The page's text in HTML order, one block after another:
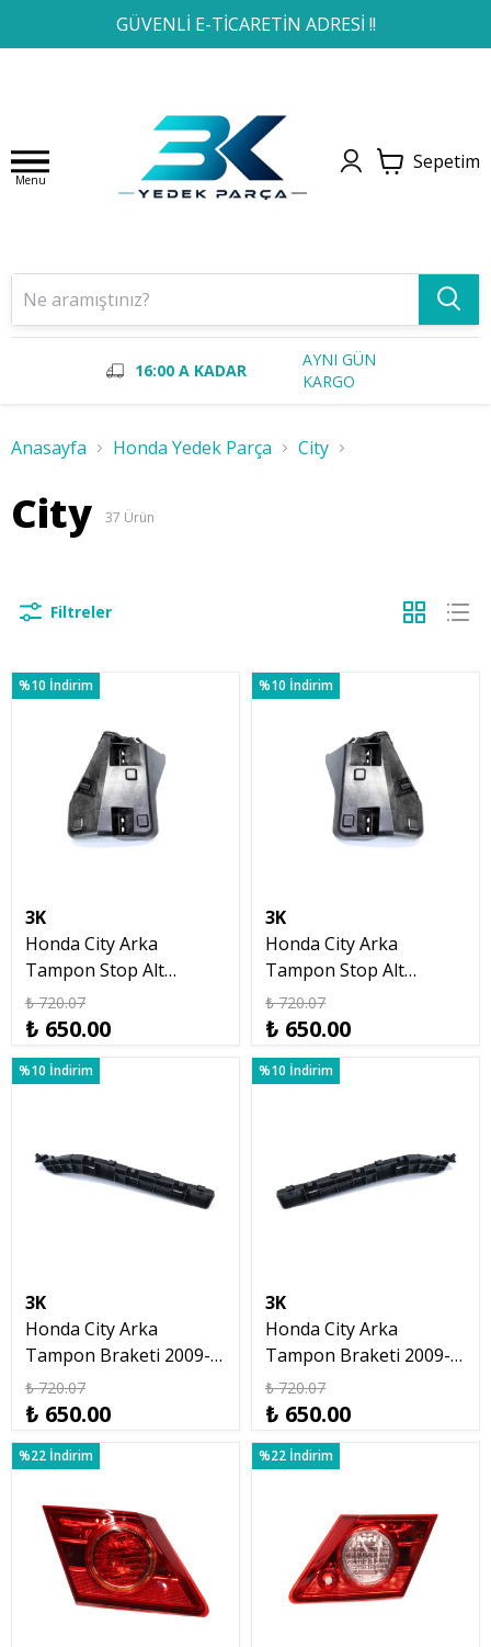
GÜVENLİ E-TİCARETİN ADRESİ !!
1 2 3 4
Menu
Sepetim
16:00 A KADAR
AYNI GÜN
KARGO
Anasayfa Honda Yedek Parça City
City 37 Ürün
Filtreler
%10 İndirim
3K
Honda City Arka
Tampon Stop Alt
Braketi 2009 2013 Sol
₺ 720.07
₺ 650.00
%10 İndirim
3K
Honda City Arka
Tampon Stop Alt
Braketi 2009 2013 Sağ
₺ 720.07
₺ 650.00
%10 İndirim
3K
Honda City Arka
Tampon Braketi 2009-
2013 Sol
₺ 720.07
₺ 650.00
%10 İndirim
3K
Honda City Arka
Tampon Braketi 2009-
2013 Sağ
₺ 720.07
₺ 650.00
%22 İndirim %22 İndirim